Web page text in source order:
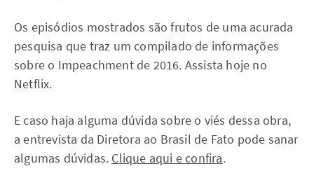
Os episódios mostrados são frutos de uma acurada
pesquisa que traz um compilado de informações
sobre o Impeachment de 2016. Assista hoje no
Netflix.
E caso haja alguma dúvida sobre o viés dessa obra,
a entrevista da Diretora ao Brasil de Fato pode sanar
algumas dúvidas. Clique aqui e confira.